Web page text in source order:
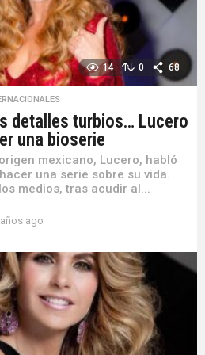
14 0 68
detalles turbios… Lucero
una bioserie
mexicano, Lucero, habló
una serie sobre su vida.
medios, tras acudir al...
ago
ñ
o
s
a
g
o